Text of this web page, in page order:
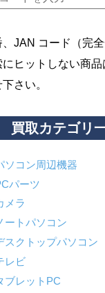
JAN コード（完全
ヒットしない商品
さい。
買取カテゴリ
ソコン周辺機器
パーツ
メラ
ートパソコン
スクトップパソコン
レビ
ブレットPC